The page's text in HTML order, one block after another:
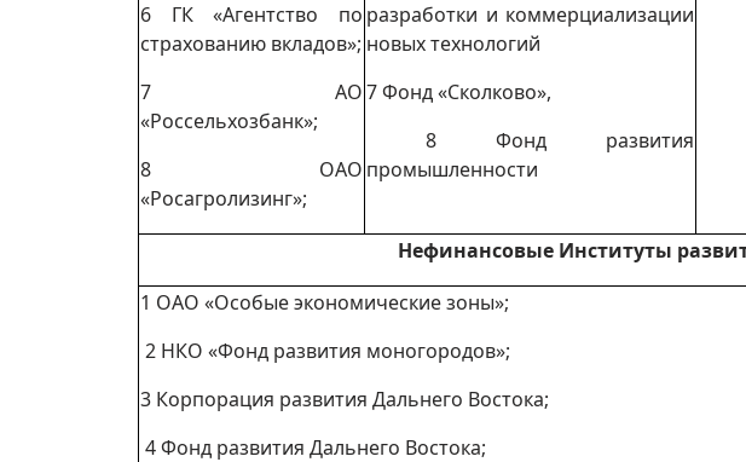
6 ГК «Агентство по
страхованию вкладов»;
7 АО
«Россельхозбанк»;
8 ОАО
«Росагролизинг»;
разработки и коммерциализации
новых технологий
7 Фонд «Сколково»,
8 Фонд развития
промышленности
Нефинансовые Институты
1 ОАО «Особые экономические зоны»;
2 НКО «Фонд развития моногородов»;
3 Корпорация развития Дальнего Востока;
4 Фонд развития Дальнего Востока;